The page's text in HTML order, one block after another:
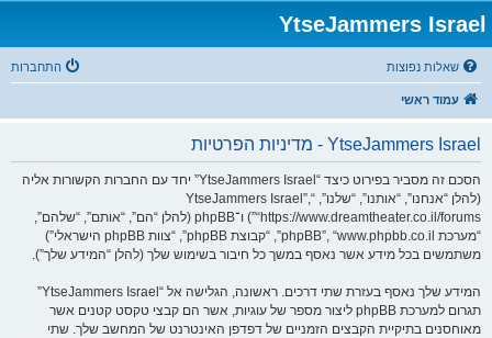
YtseJammers Israel
שאלות נפוצות התחברות
עמוד ראשי
YtseJammers Israel - מדיניות הפרטיות
הסכם זה מסביר בפירוט כיצד “YtseJammers Israel” יחד עם החברות הקשורות אליה
(להלן “אנחנו”, “אותנו”, “שלנו”, “YtseJammers Israel”,
“https://www.dreamtheater.co.il/forums”) ו־phpBB (להלן “הם”, “אותם”, “שלהם”,
“מערכת phpBB”, “www.phpbb.co.il”, “קבוצת phpBB”, “צוות phpBB הישראלי”)
משתמשים בכל מידע אשר נאסף במשך כל חיבור בשימוש שלך (להלן “המידע שלך”).
המידע שלך נאסף בעזרת שתי דרכים. ראשונה, הגלישה אל “YtseJammers Israel”
תגרום למערכת phpBB ליצור מספר של עוגיות, אשר הם קבצי טקסט קטנים אשר
מאוחסנים בתיקיית הקבצים הזמניים של דפדפן האינטרנט של המחשב שלך. שתי